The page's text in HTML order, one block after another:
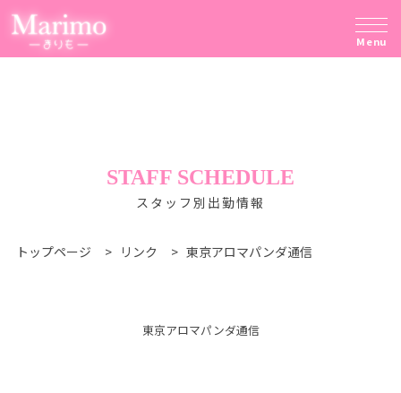
Menu
スタッフ別出勤情報
STAFF SCHEDULE
トップページ > リンク > 東京アロマパンダ通信
東京アロマパンダ通信